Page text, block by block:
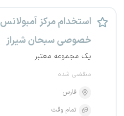
استخدام مرکز آمبولانس
خصوصی سبحان شیراز
یک مجموعه معتبر
منقضی شده
فارس
تمام وقت